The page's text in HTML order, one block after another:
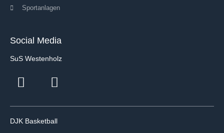
Sportanlagen
Social Media
SuS Westenholz
DJK Basketball